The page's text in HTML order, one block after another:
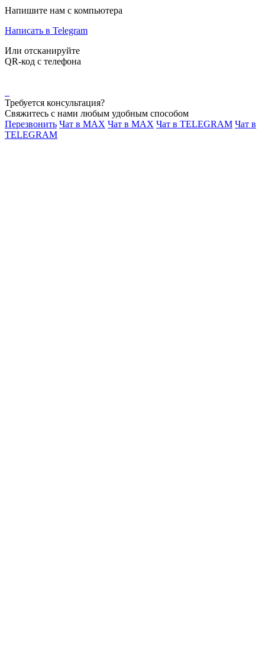
Напишите нам с компьютера
Написать в Telegram
Или отсканируйте
QR-код с телефона
Требуется консультация?
Свяжитесь с нами любым удобным способом
Перезвонить Чат в MAX Чат в MAX Чат в TELEGRAM Чат в
TELEGRAM